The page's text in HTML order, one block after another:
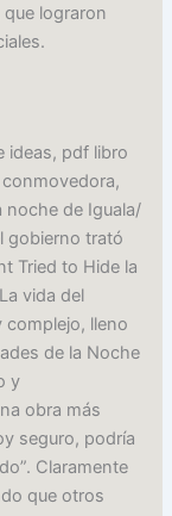
lograron
ideas, pdf libro
noche de Iguala/
gobierno trató
Tried to Hide la
vida del
lleno
de la Noche
y
obra más
seguro, podría
Claramente
que otros